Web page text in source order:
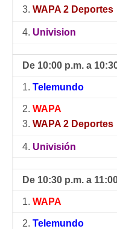
3. WAPA 2 Deportes
4. Univision
De 10:00 p.m. a
1. Telemundo
2. WAPA
3. WAPA 2 Deportes
4. Univisión
De 10:30 p.m. a
1. WAPA
2. Telemundo